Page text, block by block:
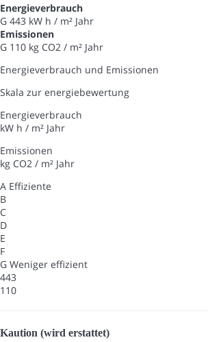
Energieverbrauch
G 443 kW h / m² Jahr
Emissionen
G 110 kg CO2 / m² Jahr
Energieverbrauch und Emissionen
Skala zur energiebewertung
Energieverbrauch
kW h / m² Jahr
Emissionen
kg CO2 / m² Jahr
A Effiziente
B
C
D
E
F
G Weniger effizient
443
110
Kaution (wird erstattet)